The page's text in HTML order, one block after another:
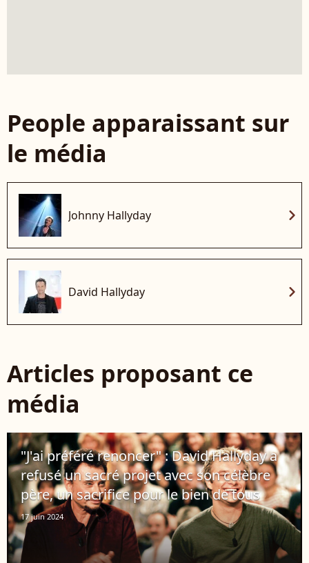
People apparaissant sur
le média
Johnny Hallyday chevron_right
David Hallyday chevron_right
Articles proposant ce
média
"J'ai préféré renoncer" : David Hallyday a
refusé un sacré projet avec son célèbre
père, un sacrifice pour le bien de tous
17 juin 2024